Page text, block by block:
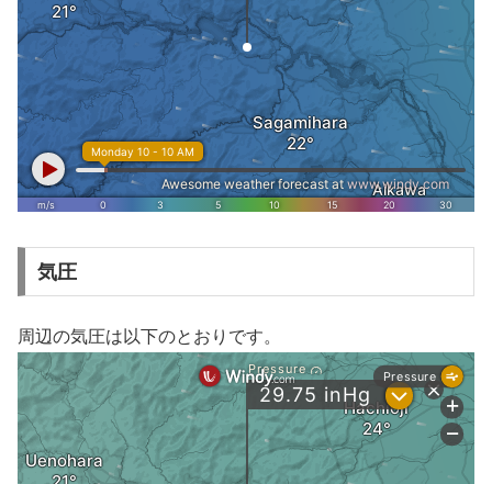
気圧
周辺の気圧は以下のとおりです。